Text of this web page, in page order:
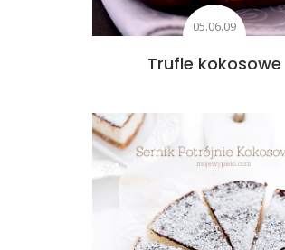
05.06.09
Trufle kokosowe